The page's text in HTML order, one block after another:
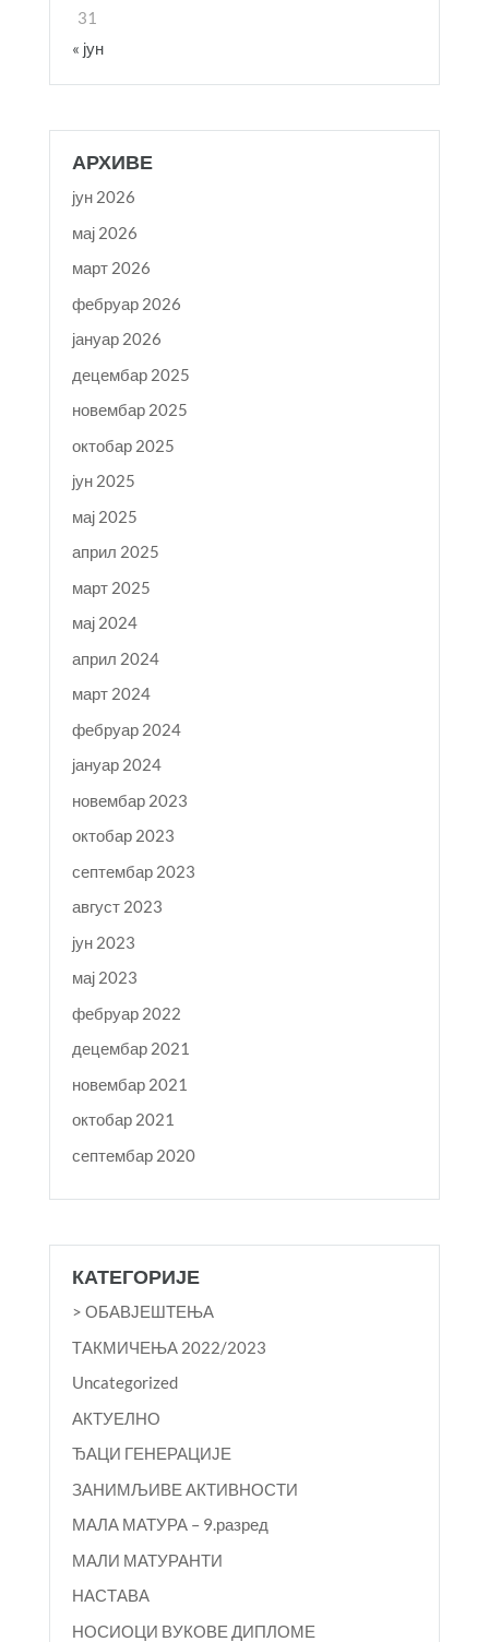
31
« јун
АРХИВЕ
јун 2026
мај 2026
март 2026
фебруар 2026
јануар 2026
децембар 2025
новембар 2025
октобар 2025
јун 2025
мај 2025
април 2025
март 2025
мај 2024
април 2024
март 2024
фебруар 2024
јануар 2024
новембар 2023
октобар 2023
септембар 2023
август 2023
јун 2023
мај 2023
фебруар 2022
децембар 2021
новембар 2021
октобар 2021
септембар 2020
КАТЕГОРИЈЕ
> ОБАВЈЕШТЕЊА
TАКМИЧЕЊА 2022/2023
Uncategorized
АКТУЕЛНО
ЂАЦИ ГЕНЕРАЦИЈЕ
ЗАНИМЉИВЕ АКТИВНОСТИ
МАЛА МАТУРА – 9.разред
МАЛИ МАТУРАНТИ
НАСТАВА
НОСИОЦИ ВУКОВЕ ДИПЛОМЕ